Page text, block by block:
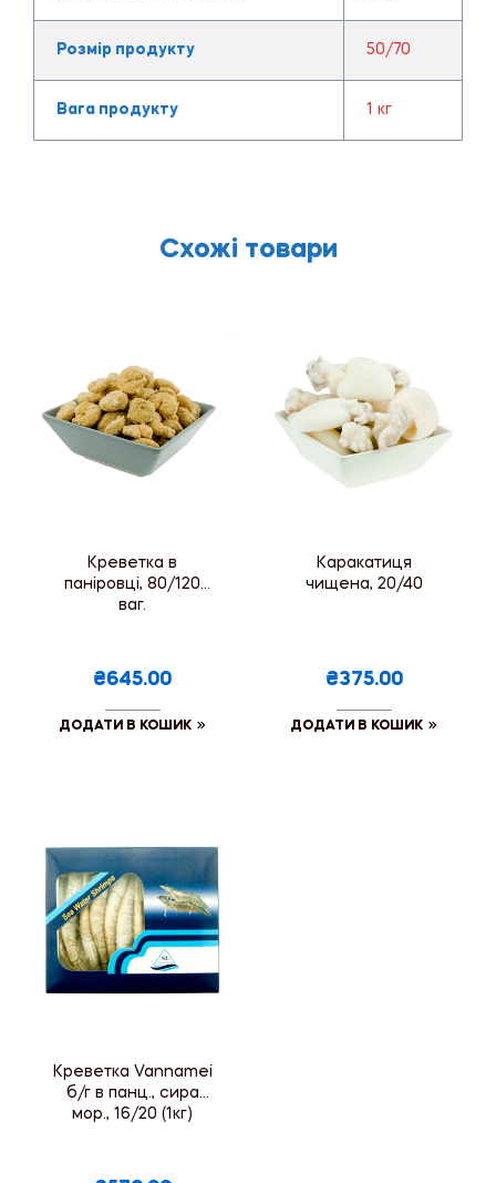
Розмір продукту 50/70
Вага продукту 1 кг
Схожі товари
Креветка в
паніровці, 80/120
ваг.
₴645.00
ДОДАТИ В КОШИК
Каракатиця
чищена, 20/40
₴375.00
ДОДАТИ В КОШИК
Креветка Vannamei
б/г в панц., сира
мор., 16/20 (1кг)